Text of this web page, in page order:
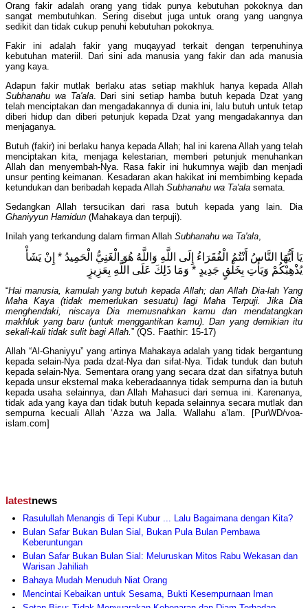
Orang fakir adalah orang yang tidak punya kebutuhan pokoknya dan
sangat membutuhkan. Sering disebut juga untuk orang yang uangnya
sedikit dan tidak cukup penuhi kebutuhan pokoknya.
Fakir ini adalah fakir yang muqayyad terkait dengan terpenuhinya
kebutuhan materiil. Dari sini ada manusia yang fakir dan ada manusia
yang kaya.
Adapun fakir mutlak berlaku atas setiap makhluk hanya kepada Allah
Subhanahu wa Ta'ala. Dari sini setiap hamba butuh kepada Dzat yang
telah menciptakan dan mengadakannya di dunia ini, lalu butuh untuk tetap
diberi hidup dan diberi petunjuk kepada Dzat yang mengadakannya dan
menjaganya.
Butuh (fakir) ini berlaku hanya kepada Allah; hal ini karena Allah yang telah
menciptakan kita, menjaga kelestarian, memberi petunjuk menuhankan
Allah dan menyembah-Nya. Rasa fakir ini hukumnya wajib dan menjadi
unsur penting keimanan. Kesadaran akan hakikat ini membimbing kepada
ketundukan dan beribadah kepada Allah Subhanahu wa Ta'ala semata.
Sedangkan Allah tersucikan dari rasa butuh kepada yang lain. Dia
Ghaniyyun Hamidun (Mahakaya dan terpuji).
Inilah yang terkandung dalam firman Allah Subhanahu wa Ta'ala,
يَا أَيُّهَا النَّاسُ أَنْتُمُ الْفُقَرَاءُ إِلَى اللَّهِ وَاللَّهُ هُوَ الْغَنِيُّ الْحَمِيدُ * إِنْ يَشَأْ
يُذْهِبْكُمْ وَيَأْتِ بِخَلْقٍ جَدِيدٍ * وَمَا ذَلِكَ عَلَى اللَّهِ بِعَزِيزٍ
“Hai manusia, kamulah yang butuh kepada Allah; dan Allah Dia-lah Yang
Maha Kaya (tidak memerlukan sesuatu) lagi Maha Terpuji. Jika Dia
menghendaki, niscaya Dia memusnahkan kamu dan mendatangkan
makhluk yang baru (untuk menggantikan kamu). Dan yang demikian itu
sekali-kali tidak sulit bagi Allah.” (QS. Faathir: 15-17)
Allah “Al-Ghaniyyu” yang artinya Mahakaya adalah yang tidak bergantung
kepada selain-Nya pada dzat-Nya dan sifat-Nya. Tidak tunduk dan butuh
kepada selain-Nya. Sementara orang yang secara dzat dan sifatnya butuh
kepada unsur eksternal maka keberadaannya tidak sempurna dan ia butuh
kepada usaha selainnya, dan Allah Mahasuci dari semua ini. Karenanya,
tidak ada yang kaya dan tidak butuh kepada selainnya secara mutlak dan
sempurna kecuali Allah ‘Azza wa Jalla. Wallahu a’lam. [PurWD/voa-
islam.com]
latestnews
Rasulullah Menangis di Tepi Kubur ... Lalu Bagaimana dengan Kita?
Bulan Safar Bukan Bulan Sial, Bukan Pula Bulan Pembawa
Keberuntungan
Bulan Safar Bukan Bulan Sial: Meluruskan Mitos Rabu Wekasan dan
Warisan Jahiliah
Bahaya Mudah Menuduh Niat Orang
Mencintai Kebaikan untuk Sesama, Bukti Kesempurnaan Iman